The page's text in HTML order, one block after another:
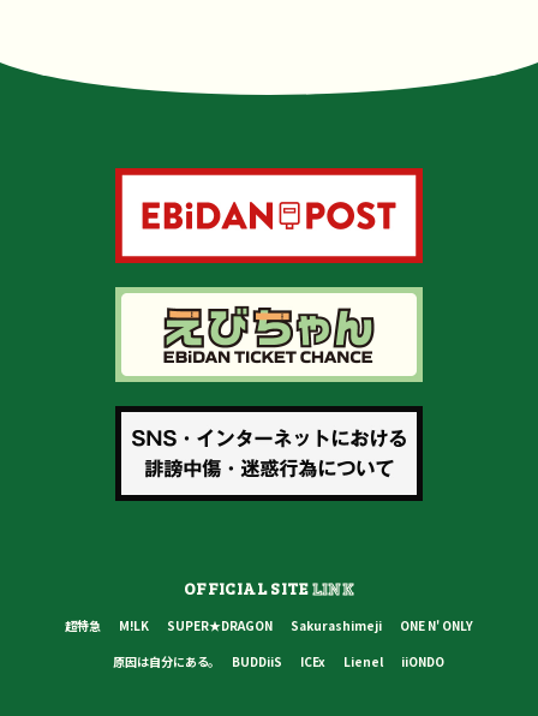
OFFICIAL SITELINK
超特急 M!LK SUPER★DRAGON Sakurashimeji
ONE N' ONLY
原因は自分にある。
BUDDiiS ICEx Lienel iiONDO